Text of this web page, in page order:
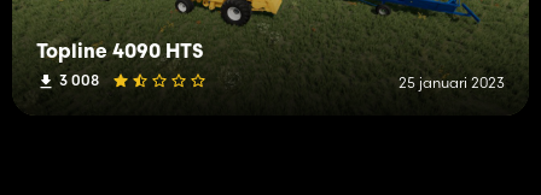
Topline 4090 HTS
3 008 25 januari 2023